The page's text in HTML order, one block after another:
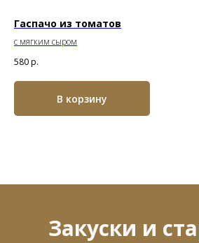
Гаспачо из томатов
с мягким сыром
580р.
В корзину
Закуски и